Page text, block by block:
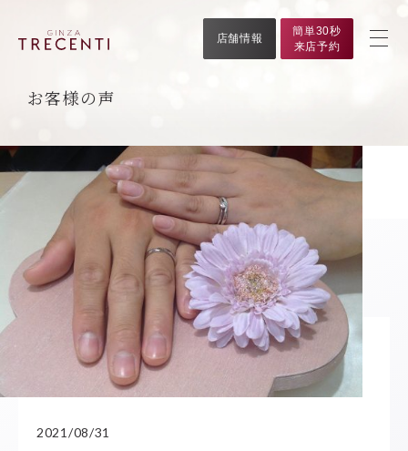
店舗情報
簡単30秒
来店予約
お客様の声
2021/08/31